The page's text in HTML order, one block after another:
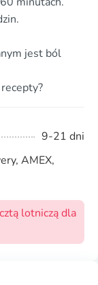
jest ból
9-21 dni
AMEX,
lotniczą dla